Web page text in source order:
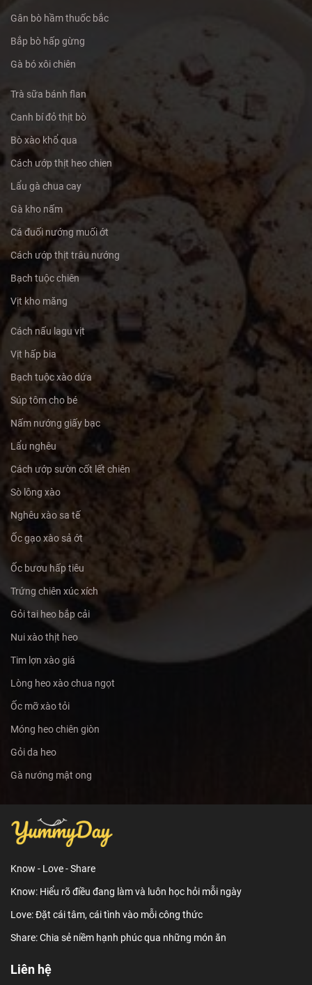
Gân bò hầm thuốc bắc
Bắp bò hấp gừng
Gà bó xôi chiên
Trà sữa bánh flan
Canh bí đỏ thịt bò
Bò xào khổ qua
Cách ướp thịt heo chien
Lẩu gà chua cay
Gà kho nấm
Cá đuối nướng muối ớt
Cách ướp thịt trâu nướng
Bạch tuộc chiên
Vịt kho măng
Cách nấu lagu vịt
Vịt hấp bia
Bạch tuộc xào dứa
Súp tôm cho bé
Nấm nướng giấy bạc
Lẩu nghêu
Cách ướp sườn cốt lết chiên
Sò lông xào
Nghêu xào sa tế
Ốc gạo xào sả ớt
Ốc bươu hấp tiêu
Trứng chiên xúc xích
Gỏi tai heo bắp cải
Nui xào thịt heo
Tim lợn xào giá
Lòng heo xào chua ngọt
Ốc mỡ xào tỏi
Móng heo chiên giòn
Gỏi da heo
Gà nướng mật ong
Know - Love - Share
Know: Hiểu rõ điều đang làm và luôn học hỏi mỗi ngày
Love: Đặt cái tâm, cái tình vào mỗi công thức
Share: Chia sẻ niềm hạnh phúc qua những món ăn
Liên hệ